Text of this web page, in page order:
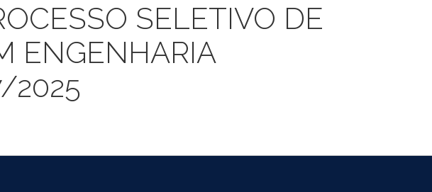
SELETIVO DE
ENGENHARIA
2025